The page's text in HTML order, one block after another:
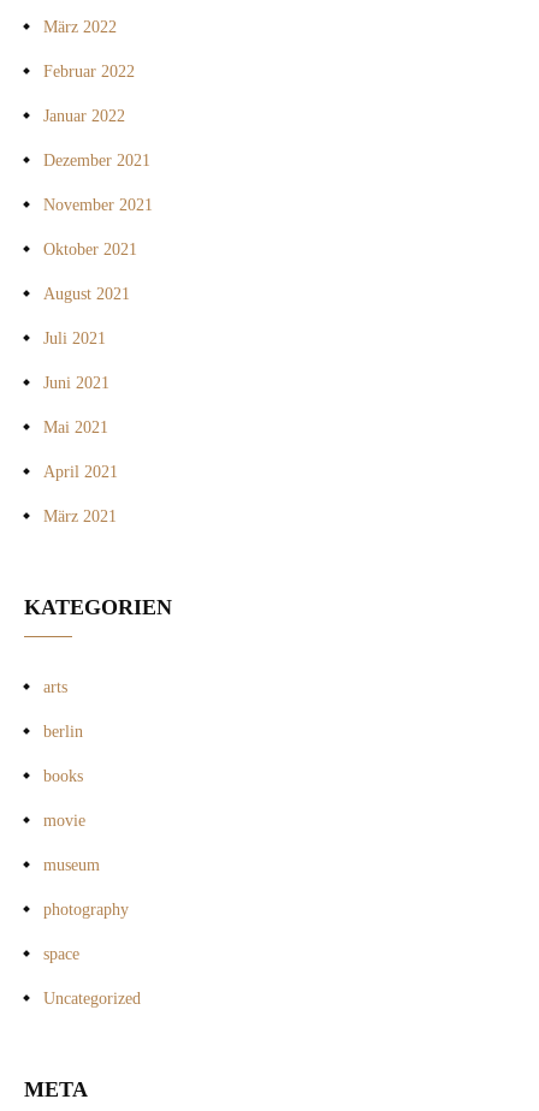
März 2022
Februar 2022
Januar 2022
Dezember 2021
November 2021
Oktober 2021
August 2021
Juli 2021
Juni 2021
Mai 2021
April 2021
März 2021
KATEGORIEN
arts
berlin
books
movie
museum
photography
space
Uncategorized
META